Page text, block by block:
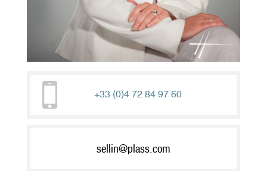
+33 (0)4 72 84 97 60
sellin@plass.com